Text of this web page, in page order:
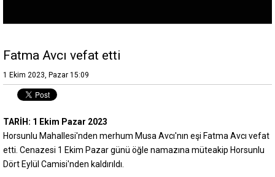
Fatma Avcı vefat etti
1 Ekim 2023, Pazar 15:09
TARİH: 1 Ekim Pazar 2023
Horsunlu Mahallesi'nden merhum Musa Avcı'nın eşi Fatma Avcı vefat
etti. Cenazesi 1 Ekim Pazar günü öğle namazına müteakip Horsunlu
Dört Eylül Camisi'nden kaldırıldı.